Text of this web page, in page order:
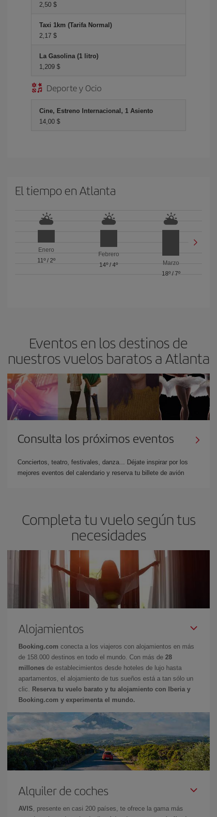
2,50 $
Taxi 1km (Tarifa Normal)
2,17 $
La Gasolina (1 litro)
1,209 $
Deporte y Ocio
Cine, Estreno Internacional, 1 Asiento
14,00 $
El tiempo en Atlanta
Enero
11º/ 2º
Febrero
14º/ 4º
Marzo
18º/ 7º
Eventos en los destinos de
nuestros vuelos baratos a Atlanta
Consulta los próximos eventos
Conciertos, teatro, festivales, danza... Déjate inspirar por los
mejores eventos del calendario y reserva tu billete de avión
Completa tu vuelo según tus
necesidades
Alojamientos
Booking.com conecta a los viajeros con alojamientos en más
de 158.000 destinos en todo el mundo. Con más de 28
millones de establecimientos desde hoteles de lujo hasta
apartamentos, el alojamiento de tus sueños está a tan sólo un
clic.
Reserva tu vuelo barato y tu alojamiento con Iberia y
Booking.com y experimenta el mundo.
Alquiler de coches
AVIS , presente en casi 200 países, te ofrece la gama más